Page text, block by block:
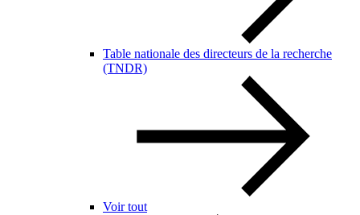
Table nationale des directeurs de la recherche
(TNDR)
Voir tout